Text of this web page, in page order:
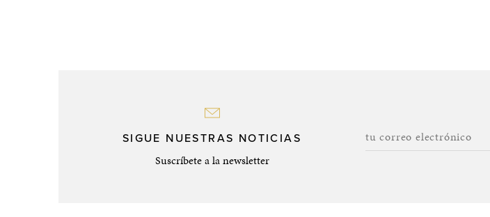
SIGUE NUESTRAS NOTICIAS
Suscríbete a la newsletter
tu correo electrónico